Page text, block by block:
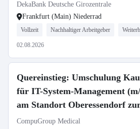
DekaBank Deutsche Girozentrale
Frankfurt (Main) Niederrad
Vollzeit Nachhaltiger Arbeitgeber
02.08.2026
Quereinstieg: Umschulung
für IT-System-Management
am Standort Oberessendorf
01.09.2026
CompuGroup Medical